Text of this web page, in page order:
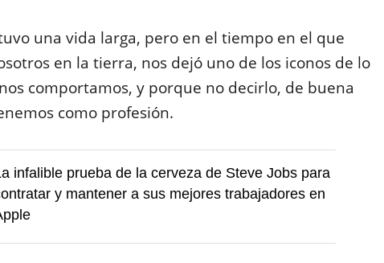
una vida larga, pero en el tiempo en el que
en la tierra, nos dejó uno de los iconos de lo
comportamos, y porque no decirlo, de buena
como profesión.
infalible prueba de la cerveza de Steve Jobs para
y mantener a sus mejores trabajadores en